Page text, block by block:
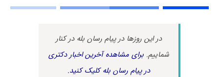
در این روزها در پیام رسان بله در کنار
شماییم.برای مشاهده آخرین اخبار دکتری
در پیام رسان بله کلیک کنید.